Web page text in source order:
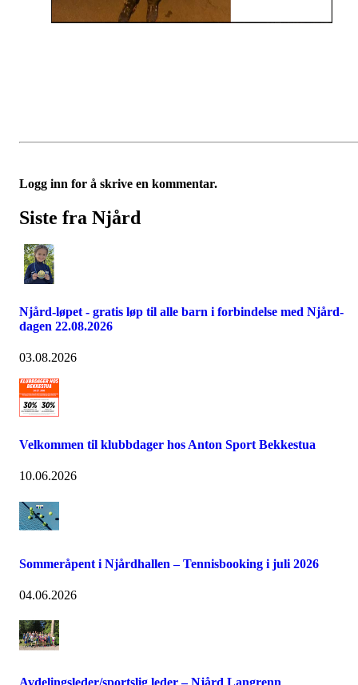
Logg inn for å skrive en kommentar.
Siste fra Njård
Njård-løpet - gratis løp til alle barn i forbindelse med Njård-
dagen 22.08.2026
03.08.2026
Velkommen til klubbdager hos Anton Sport Bekkestua
10.06.2026
Sommeråpent i Njårdhallen – Tennisbooking i juli 2026
04.06.2026